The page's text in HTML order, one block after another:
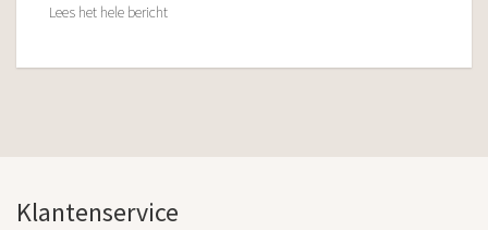
Lees het hele bericht
Klantenservice